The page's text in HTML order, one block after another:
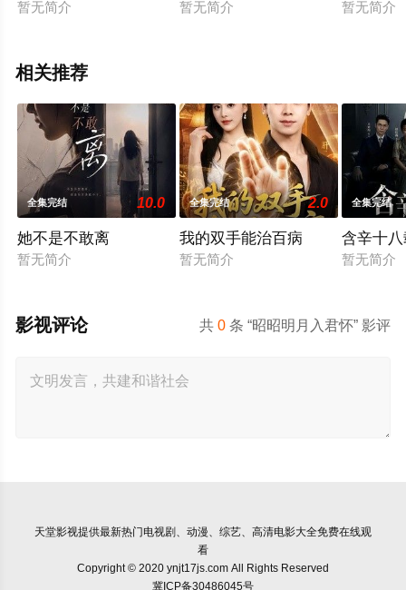
暂无简介 暂无简介 暂无简介
相关推荐
全集完结 10.0
她不是不敢离
暂无简介
全集完结 2.0
我的双手能治百病
暂无简介
全集完结
含辛十
暂无简介
共0 条 “昭昭明月入君怀” 影评
影视评论
天堂影视提供最新热门电视剧、动漫、综艺、高清电影大全免费在线观
看
Copyright © 2020 ynjt17js.com All Rights Reserved
冀ICP备30486045号